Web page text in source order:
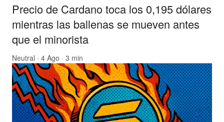
Precio de Cardano toca los 0,195 dólares
mientras las ballenas se mueven antes
que el minorista
Neutral · 4 Ago · 3 min